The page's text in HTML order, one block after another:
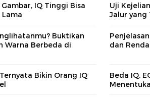
IQ Tinggi Bisa
Uji
Jalur
Buktikan
Warna Berbeda di
dan
Bikin Orang IQ
Beda IQ,